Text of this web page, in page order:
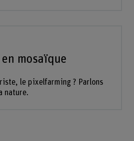
mosaïque
le pixelfarming ? Parlons
nature.